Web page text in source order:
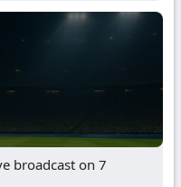
broadcast on 7